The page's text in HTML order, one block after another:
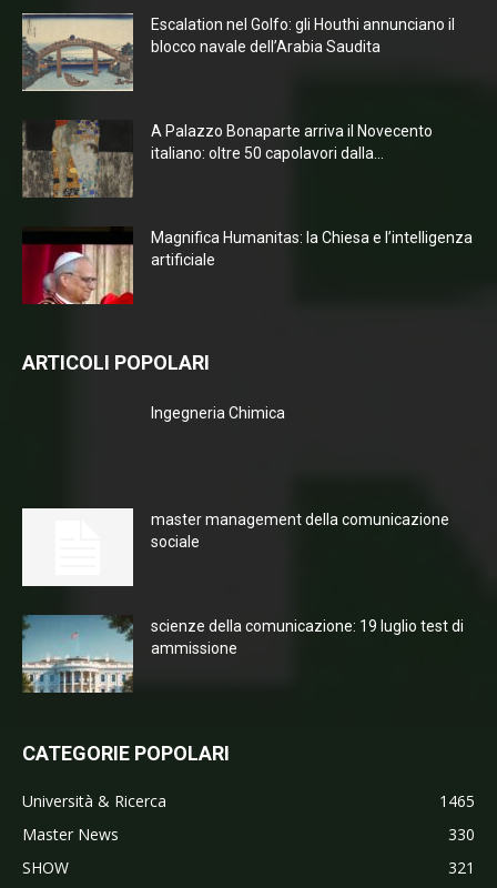
Escalation nel Golfo: gli Houthi annunciano il
blocco navale dell’Arabia Saudita
A Palazzo Bonaparte arriva il Novecento
italiano: oltre 50 capolavori dalla...
Magnifica Humanitas: la Chiesa e l’intelligenza
artificiale
ARTICOLI POPOLARI
Ingegneria Chimica
master management della comunicazione
sociale
scienze della comunicazione: 19 luglio test di
ammissione
CATEGORIE POPOLARI
Università & Ricerca
1465
Master News
330
SHOW
321